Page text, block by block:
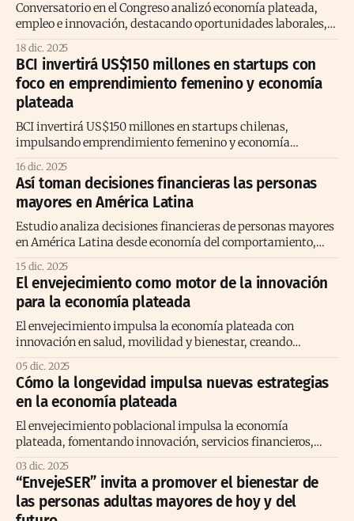
Conversatorio en el Congreso analizó economía plateada,
empleo e innovación, destacando oportunidades laborales,
longevidad activa y reinvención profesional en Argentina.
18 dic. 2025
BCI invertirá US$150 millones en startups con
foco en emprendimiento femenino y economía
plateada
BCI invertirá US$150 millones en startups chilenas,
impulsando emprendimiento femenino y economía
plateada como eje estratégico del ecosistema emprendedor
nacional.
16 dic. 2025
Así toman decisiones financieras las personas
mayores en América Latina
Estudio analiza decisiones financieras de personas mayores
en América Latina desde economía del comportamiento,
proyecto Finanzas Plateadas de Sparkassenstiftung
Alemana.
15 dic. 2025
El envejecimiento como motor de la innovación
para la economía plateada
El envejecimiento impulsa la economía plateada con
innovación en salud, movilidad y bienestar, creando
soluciones tecnológicas para adultos mayores con alto poder
adquisitivo.
05 dic. 2025
Cómo la longevidad impulsa nuevas estrategias
en la economía plateada
El envejecimiento poblacional impulsa la economía
plateada, fomentando innovación, servicios financieros,
salud y bienestar para mayores activos.
03 dic. 2025
“EnvejeSER” invita a promover el bienestar de
las personas adultas mayores de hoy y del